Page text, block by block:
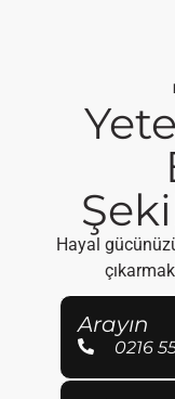
Hayal
Arayın
0216